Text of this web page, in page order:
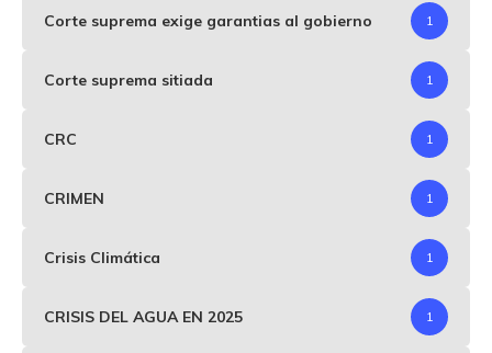
Corte suprema exige garantias al gobierno 1
Corte suprema sitiada 1
CRC 1
CRIMEN 1
Crisis Climática 1
CRISIS DEL AGUA EN 2025 1